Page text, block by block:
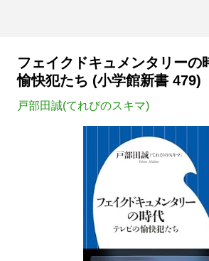
フェイクドキュメンタリーの
愉快犯たち (小学館新書 479)
戸部田誠(てれびのスキマ)